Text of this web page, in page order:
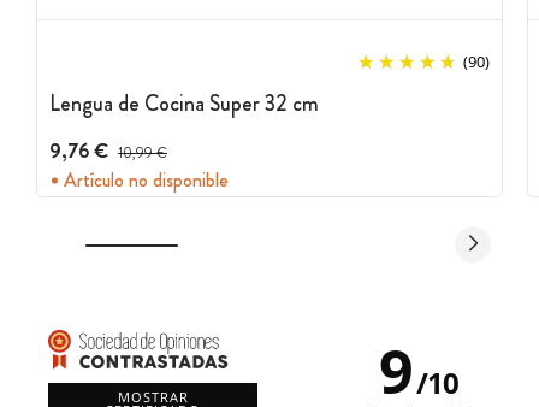
(90)
Lengua de Cocina Super 32 cm
9,76 € Precio antes del descuento
10,99 €
Artículo no disponible
MOSTRAR 9/10